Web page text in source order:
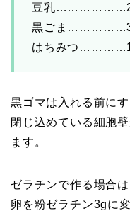
豆乳
黒ごま
はちみつ
黒ゴマは入れる前に
閉じ込めている細胞
ます。
ゼラチンで作る場合は
卵を粉ゼラチン3gに